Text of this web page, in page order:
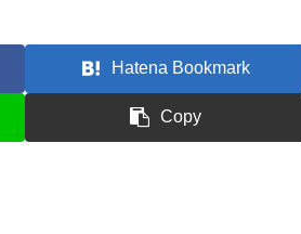
Hatena Bookmark
Copy